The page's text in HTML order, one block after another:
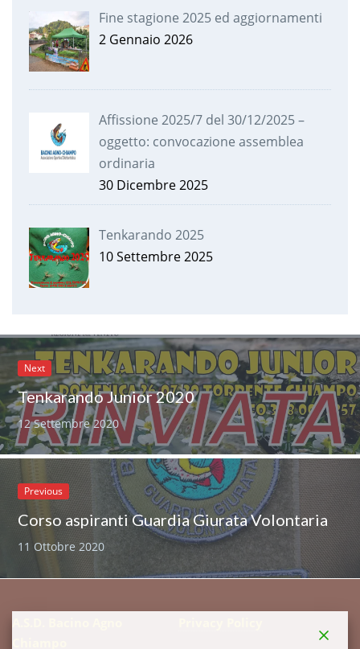
Fine stagione 2025 ed aggiornamenti
2 Gennaio 2026
Affissione 2025/7 del 30/12/2025 –
oggetto: convocazione assemblea
ordinaria
30 Dicembre 2025
Tenkarando 2025
10 Settembre 2025
Next
Tenkarando Junior 2020
12 Settembre 2020
Previous
Corso aspiranti Guardia Giurata Volontaria
11 Ottobre 2020